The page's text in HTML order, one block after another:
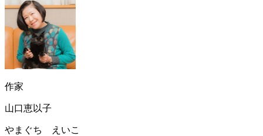
作家
山口恵以子
やまぐち えいこ